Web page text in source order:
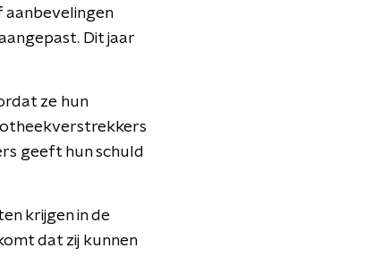
aanbevelingen
Dit jaar
ze hun
geeft hun schuld
krijgen in de
dat zij kunnen